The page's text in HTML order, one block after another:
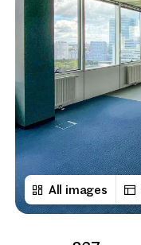
All images
Online
Configure and
Contact
Call or